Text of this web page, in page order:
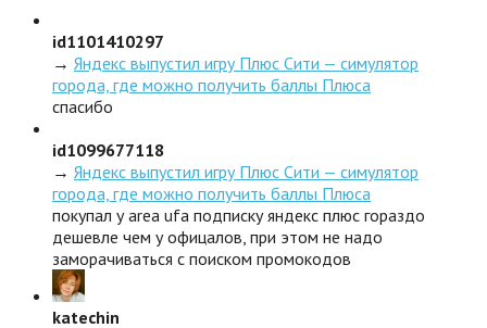
id1101410297
→ Яндекс выпустил игру Плюс Сити — симулятор
города, где можно получить баллы Плюса
спасибо
id1099677118
→ Яндекс выпустил игру Плюс Сити — симулятор
города, где можно получить баллы Плюса
покупал у area ufa подписку яндекс плюс гораздо
дешевле чем у офицалов, при этом не надо
заморачиваться с поиском промокодов
katechin